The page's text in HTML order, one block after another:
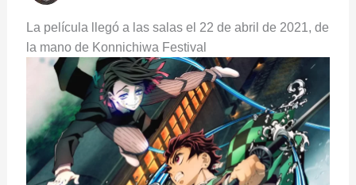
La película llegó a las salas el 22 de abril de 2021, de
la mano de Konnichiwa Festival